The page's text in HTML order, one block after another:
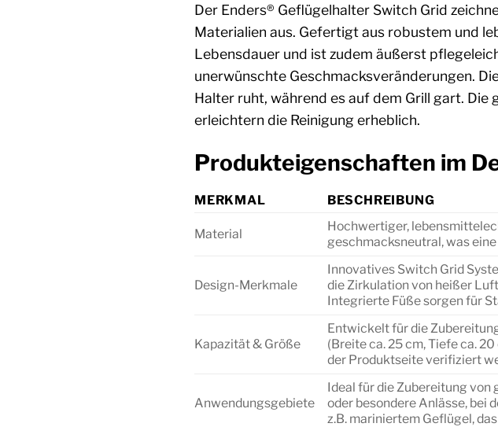
Der Enders® Geflügelhalter Switch Grid
Materialien aus. Gefertigt aus robustem und
Lebensdauer und ist zudem äußerst
unerwünschte Geschmacksveränderungen.
Halter ruht, während es auf dem Grill gart.
erleichtern die Reinigung erheblich.
Produkteigenschaften im
MERKMAL BESCHREIBUNG
Material
Hochwertiger,
geschmacksneutral, was
Design-Merkmale
Innovatives Switch Grid
die Zirkulation von heißer
Integrierte Füße sorgen für
Kapazität & Größe
Entwickelt für die
(Breite ca. 25 cm, Tiefe ca.
der Produktseite verifiziert
Anwendungsgebiete
Ideal für die Zubereitung von
oder besondere Anlässe, bei
z.B. mariniertem Geflügel,